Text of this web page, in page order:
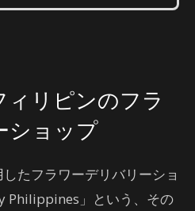
リピンのフラ
ショップ
たフラワーデリバリーショ
Philippines」という、その